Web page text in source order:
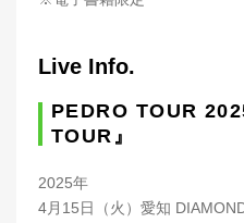
Live Info.
PEDRO TOUR
TOUR』
2025年
4月15日（火）愛知